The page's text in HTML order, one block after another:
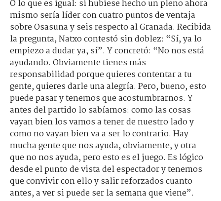
O lo que es igual: si hubiese hecho un pleno ahora
mismo sería líder con cuatro puntos de ventaja
sobre Osasuna y seis respecto al Granada. Recibida
la pregunta, Natxo contestó sin doblez: “Sí, ya lo
empiezo a dudar ya, sí”. Y concretó: “No nos está
ayudando. Obviamente tienes más
responsabilidad porque quieres contentar a tu
gente, quieres darle una alegría. Pero, bueno, esto
puede pasar y tenemos que acostumbrarnos. Y
antes del partido lo sabíamos: como las cosas
vayan bien los vamos a tener de nuestro lado y
como no vayan bien va a ser lo contrario. Hay
mucha gente que nos ayuda, obviamente, y otra
que no nos ayuda, pero esto es el juego. Es lógico
desde el punto de vista del espectador y tenemos
que convivir con ello y salir reforzados cuanto
antes, a ver si puede ser la semana que viene”.